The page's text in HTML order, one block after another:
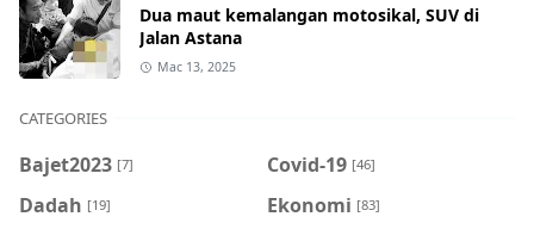
Dua maut kemalangan motosikal, SUV di
Jalan Astana
Mac 13, 2025
CATEGORIES
Bajet2023 [7] Covid-19 [46]
Dadah [19] Ekonomi [83]